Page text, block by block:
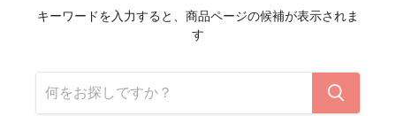
キーワードを入力すると、商品ページの候補が表示されま
す